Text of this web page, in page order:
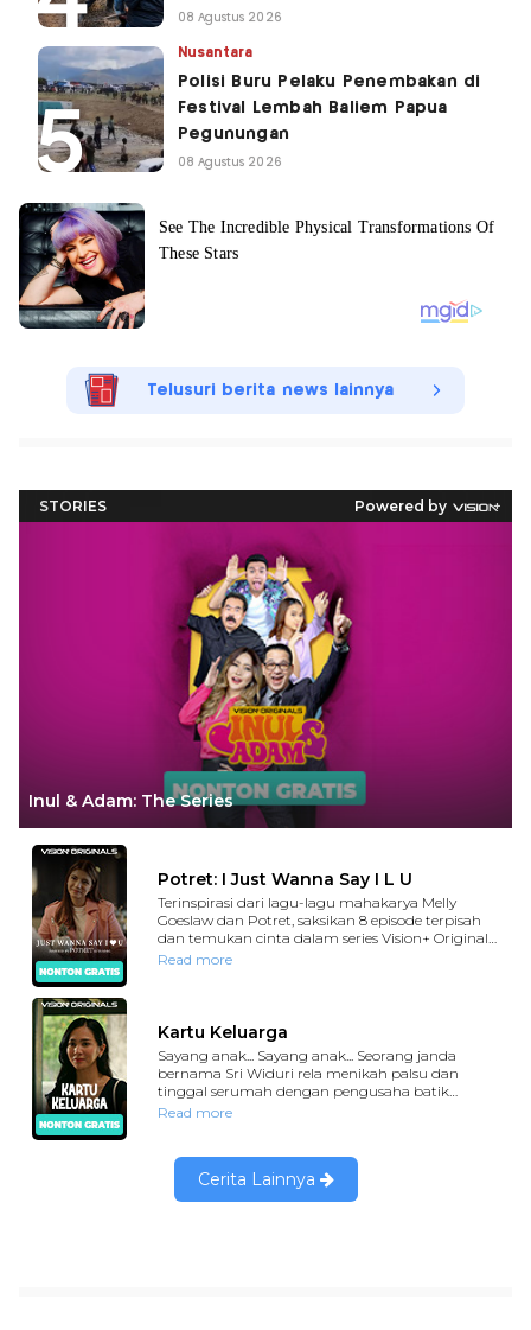
08 Agustus 2026
Nusantara
Polisi Buru Pelaku Penembakan di
Festival Lembah Baliem Papua
Pegunungan
08 Agustus 2026
Telusuri berita news lainnya